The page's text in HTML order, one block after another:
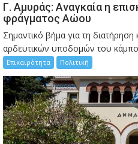
Γ. Αμυράς: Αναγκαία η
φράγματος Αώου
Σημαντικό βήμα για τη
αρδευτικών υποδομών του
Επικαιρότητα Πολιτική